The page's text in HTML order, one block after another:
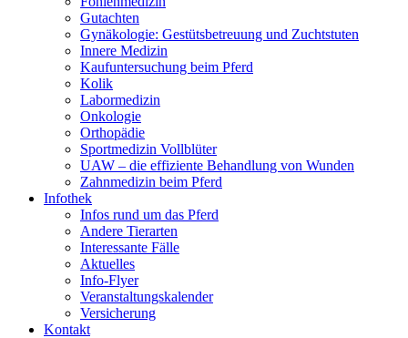
Gutachten
Gynäkologie: Gestütsbetreuung und Zuchtstuten
Innere Medizin
Kaufuntersuchung beim Pferd
Kolik
Labormedizin
Onkologie
Orthopädie
Sportmedizin Vollblüter
UAW – die effiziente Behandlung von Wunden
Zahnmedizin beim Pferd
Infothek
Infos rund um das Pferd
Andere Tierarten
Interessante Fälle
Aktuelles
Info-Flyer
Veranstaltungskalender
Versicherung
Kontakt